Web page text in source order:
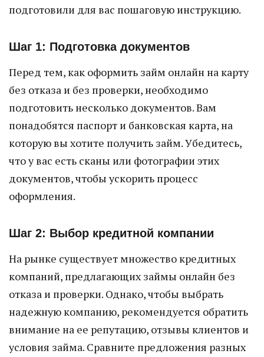
подготовили для вас пошаговую инструкцию.
Шаг 1: Подготовка документов
Перед тем, как оформить займ онлайн на карту
без отказа и без проверки, необходимо
подготовить несколько документов. Вам
понадобятся паспорт и банковская карта, на
которую вы хотите получить займ. Убедитесь,
что у вас есть сканы или фотографии этих
документов, чтобы ускорить процесс
оформления.
Шаг 2: Выбор кредитной компании
На рынке существует множество кредитных
компаний, предлагающих займы онлайн без
отказа и проверки. Однако, чтобы выбрать
надежную компанию, рекомендуется обратить
внимание на ее репутацию, отзывы клиентов и
условия займа. Сравните предложения разных